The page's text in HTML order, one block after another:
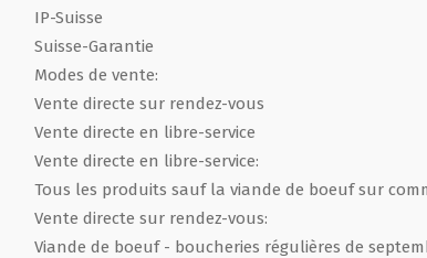
IP-Suisse
Suisse-Garantie
Modes de vente:
Vente directe sur rendez-vous
Vente directe en libre-service
Vente directe en libre-service:
Tous les produits sauf la viande de boeuf sur
Vente directe sur rendez-vous:
Viande de boeuf - boucheries régulières de